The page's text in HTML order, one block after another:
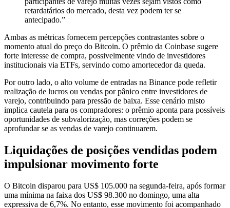
retardatários do mercado, desta vez podem ter se
antecipado.”
Ambas as métricas fornecem percepções contrastantes sobre o
momento atual do preço do Bitcoin. O prêmio da Coinbase sugere
forte interesse de compra, possivelmente vindo de investidores
institucionais via ETFs, servindo como amortecedor da queda.
Por outro lado, o alto volume de entradas na Binance pode refletir
realização de lucros ou vendas por pânico entre investidores de
varejo, contribuindo para pressão de baixa. Esse cenário misto
implica cautela para os compradores: o prêmio aponta para possíveis
oportunidades de subvalorização, mas correções podem se
aprofundar se as vendas de varejo continuarem.
Liquidações de posições vendidas podem
impulsionar movimento forte
O Bitcoin disparou para US$ 105.000 na segunda-feira, após formar
uma mínima na faixa dos US$ 98.300 no domingo, uma alta
expressiva de 6,7%. No entanto, esse movimento foi acompanhado